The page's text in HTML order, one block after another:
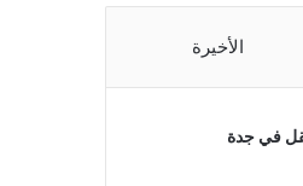
الأخيرة
في جدة